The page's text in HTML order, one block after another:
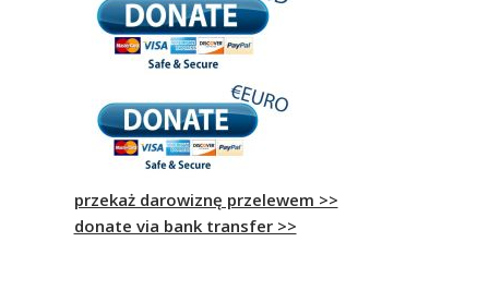
przekaż darowiznę przelewem >>
donate via bank transfer >>